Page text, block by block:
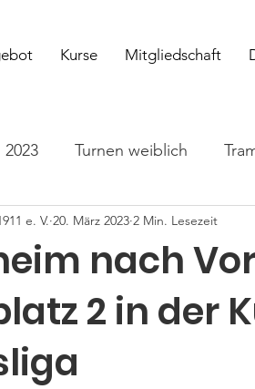
Kurse Mitgliedschaft
2023 Turnen weiblich
Yoga 2026
nach
2 in der
e. V. 20. März 2023 2 Min. Lesezeit